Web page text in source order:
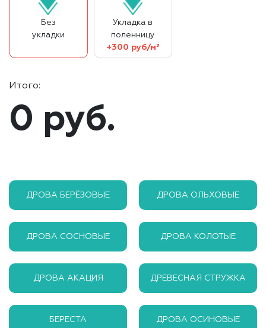
Без
укладки
Укладка в
поленницу
+300 руб/м³
Итого:
0 руб.
ДРОВА БЕРЁЗОВЫЕ ДРОВА ОЛЬХОВЫЕ
ДРОВА СОСНОВЫЕ ДРОВА КОЛОТЫЕ
ДРОВА АКАЦИЯ ДРЕВЕСНАЯ СТРУЖКА
БЕРЕСТА ДРОВА ОСИНОВЫЕ